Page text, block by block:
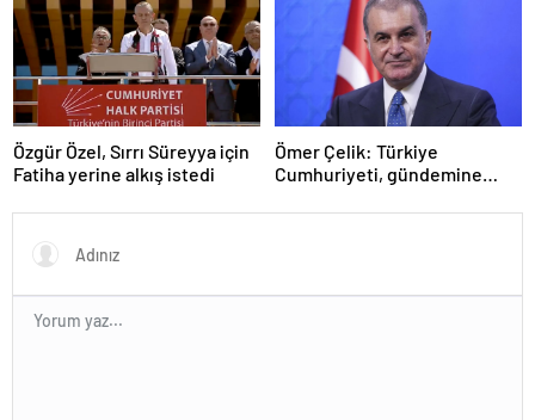
Özgür Özel, Sırrı Süreyya için
Fatiha yerine alkış istedi
Ömer Çelik: Türkiye
Cumhuriyeti, gündemine